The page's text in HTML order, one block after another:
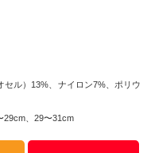
セル）13%、ナイロン7%、ポリウ
29cm、29〜31cm